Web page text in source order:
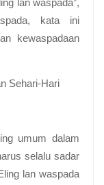
lan waspada”,
kata ini
kewaspadaan
Sehari-Hari
umum dalam
selalu sadar
lan waspada